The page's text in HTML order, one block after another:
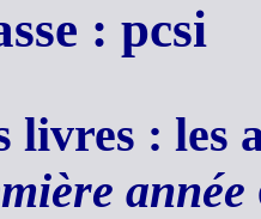
: pcsi
livres : les
année